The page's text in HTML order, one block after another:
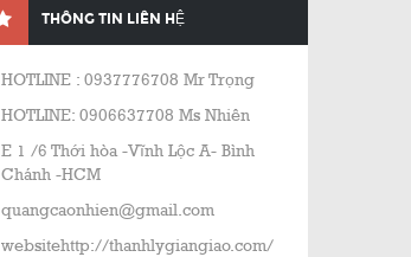
THÔNG TIN LIÊN HỆ
HOTLINE : 0937776708 Mr Trọng
HOTLINE: 0906637708 Ms Nhiên
E 1 /6 Thới hòa -Vĩnh Lộc A- Bình
Chánh -HCM
quangcaonhien@gmail.com
websitehttp://thanhlygiangiao.com/